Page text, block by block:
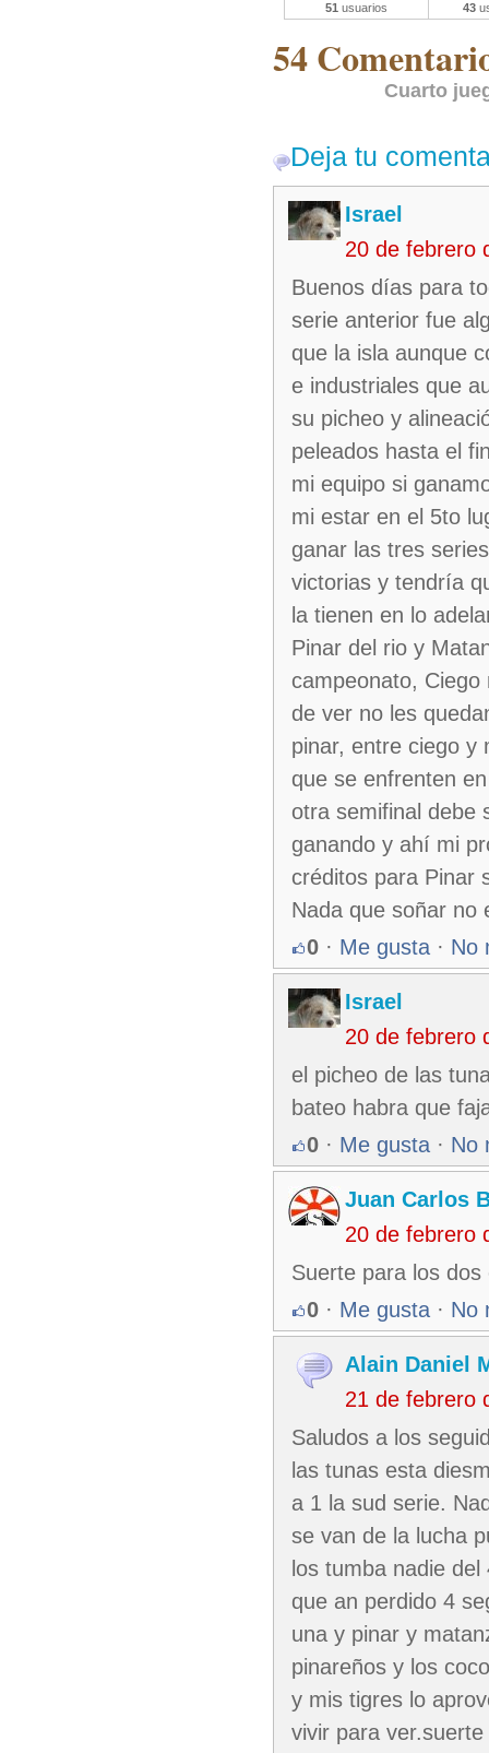
51 usuarios 43
54
Cuarto
Deja tu
Israel
20 de febrero
Buenos días para
serie anterior fue
que la isla aunque
e industriales que
su picheo y
peleados hasta el
mi equipo si
mi estar en el 5to
ganar las tres
victorias y tendría
la tienen en lo
Pinar del rio y
campeonato,
de ver no les
pinar, entre ciego y
que se enfrenten
otra semifinal debe
ganando y ahí mi
créditos para Pinar
Nada que soñar no
0 · Me gusta · No
Israel
20 de febrero
el picheo de las
bateo habra que
0 · Me gusta · No
Juan Carlos
20 de febrero
Suerte para los dos
0 · Me gusta · No
Alain Daniel
21 de febrero
Saludos a los
las tunas esta
a 1 la sud serie.
se van de la lucha
los tumba nadie
que an perdido 4
una y pinar y
pinareños y los
y mis tigres lo
vivir para